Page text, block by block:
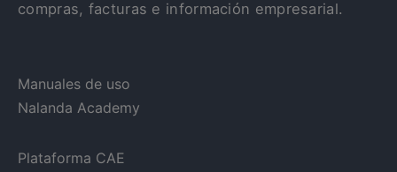
compras, facturas e información empresarial.
Manuales de uso
Nalanda Academy
Plataforma CAE